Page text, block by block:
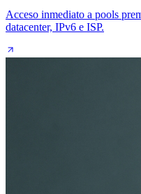
Acceso inmediato a pools
datacenter, IPv6 e ISP.